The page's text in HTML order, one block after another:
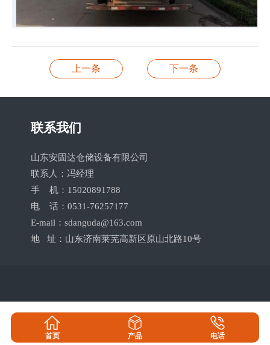
上一条 下一条
联系我们
山东安固达仓储设备有限公司
联系人：冯经理
手 机：15020891788
电 话：0531-76257177
E-mail：sdanguda@163.com
地 址：山东济南莱芜高新区原山北路10号
首页 产品 电话